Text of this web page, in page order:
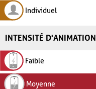
Individuel
INTENSITÉ D'ANIMATION
Faible
Moyenne